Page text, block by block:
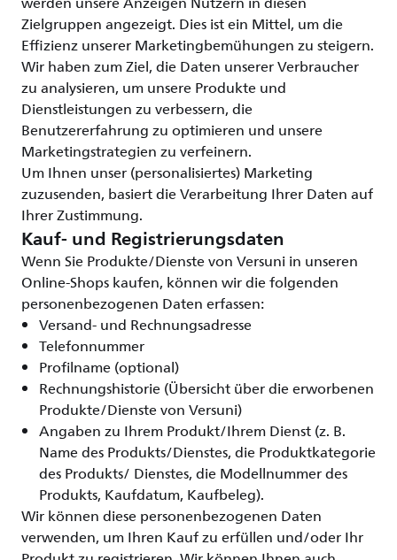
Zielgruppen angezeigt. Dies ist ein Mittel, um die
Effizienz unserer Marketingbemühungen zu steigern.
Wir haben zum Ziel, die Daten unserer Verbraucher
zu analysieren, um unsere Produkte und
Dienstleistungen zu verbessern, die
Benutzererfahrung zu optimieren und unsere
Marketingstrategien zu verfeinern.
Um Ihnen unser (personalisiertes) Marketing
zuzusenden, basiert die Verarbeitung Ihrer Daten auf
Ihrer Zustimmung.
Kauf- und Registrierungsdaten
Wenn Sie Produkte/Dienste von Versuni in unseren
Online-Shops kaufen, können wir die folgenden
personenbezogenen Daten erfassen:
Versand- und Rechnungsadresse
Telefonnummer
Profilname (optional)
Rechnungshistorie (Übersicht über die erworbenen
Produkte/Dienste von Versuni)
Angaben zu Ihrem Produkt/Ihrem Dienst (z. B.
Name des Produkts/Dienstes, die Produktkategorie
des Produkts/ Dienstes, die Modellnummer des
Produkts, Kaufdatum, Kaufbeleg).
Wir können diese personenbezogenen Daten
verwenden, um Ihren Kauf zu erfüllen und/oder Ihr